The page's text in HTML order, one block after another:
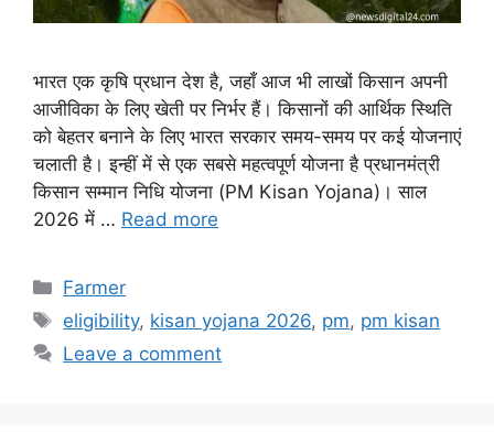
भारत एक कृषि प्रधान देश है, जहाँ आज भी लाखों किसान अपनी
आजीविका के लिए खेती पर निर्भर हैं। किसानों की आर्थिक स्थिति
को बेहतर बनाने के लिए भारत सरकार समय-समय पर कई योजनाएं
चलाती है। इन्हीं में से एक सबसे महत्वपूर्ण योजना है प्रधानमंत्री
किसान सम्मान निधि योजना (PM Kisan Yojana)। साल
2026 में … Read more
Categories
Farmer
Tags
eligibility, kisan yojana 2026, pm, pm kisan
Leave a comment